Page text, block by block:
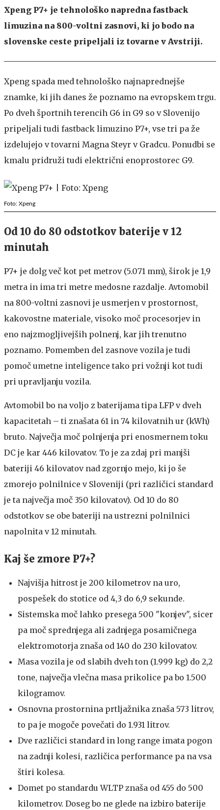
Xpeng P7+ je tehnološko napredna fastback
limuzina na 800-voltni zasnovi, ki jo bodo na
slovenske ceste pripeljali iz tovarne v Avstriji.
Xpeng spada med tehnološko najnaprednejše
znamke, ki jih danes že poznamo na evropskem trgu.
Po dveh športnih terencih G6 in G9 so v Slovenijo
pripeljali tudi fastback limuzino P7+, vse tri pa že
izdelujejo v tovarni Magna Steyr v Gradcu. Ponudbi se
kmalu pridruži tudi električni enoprostorec G9.
Foto: Xpeng
Od 10 do 80 odstotkov baterije v 12
minutah
P7+ je dolg več kot pet metrov (5.071 mm), širok je 1,9
metra in ima tri metre medosne razdalje. Avtomobil
na 800-voltni zasnovi je usmerjen v prostornost,
kakovostne materiale, visoko moč procesorjev in
eno najzmogljivejših polnenj, kar jih trenutno
poznamo. Pomemben del zasnove vozila je tudi
pomoč umetne inteligence tako pri vožnji kot tudi
pri upravljanju vozila.
Avtomobil bo na voljo z baterijama tipa LFP v dveh
kapacitetah – ti znašata 61 in 74 kilovatnih ur (kWh)
bruto. Največja moč polnjenja pri enosmernem toku
DC je kar 446 kilovatov. To je za zdaj pri manjši
bateriji 46 kilovatov nad zgornjo mejo, ki jo še
zmorejo polnilnice v Sloveniji (pri različici standard
je ta največja moč 350 kilovatov). Od 10 do 80
odstotkov se obe bateriji na ustrezni polnilnici
napolnita v 12 minutah.
Kaj še zmore P7+?
Najvišja hitrost je 200 kilometrov na uro,
pospešek do stotice od 4,3 do 6,9 sekunde.
Sistemska moč lahko presega 500 "konjev", sicer
pa moč sprednjega ali zadnjega posamičnega
elektromotorja znaša od 140 do 230 kilovatov.
Masa vozila je od slabih dveh ton (1.999 kg) do 2,2
tone, največja vlečna masa prikolice pa bo 1.500
kilogramov.
Osnovna prostornina prtljažnika znaša 573 litrov,
to pa je mogoče povečati do 1.931 litrov.
Dve različici standard in long range imata pogon
na zadnji kolesi, različica performance pa na vsa
štiri kolesa.
Domet po standardu WLTP znaša od 455 do 500
kilometrov. Doseg bo ne glede na izbiro baterije